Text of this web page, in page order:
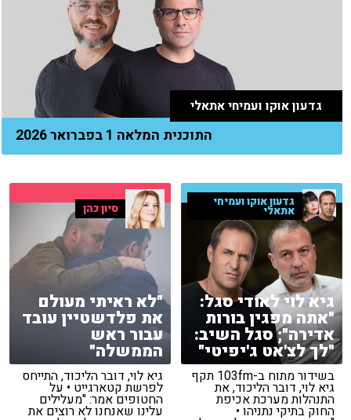
גדעון אוקו ועמיחי אתאלי
התוכנית המלאה 1 בפברואר 2026
גדעון אוקו ועמיחי
אתאלי
גיא לוי לאודי סגל:
"אתה מפגין בורות
אדירה"; סגל השיב:
"לך לצ'אט ג'יפיטי"
בשידור מתוח ב-103fm תקף
גיא לוי, דובר הליכוד, את
התנהלות מערכת אכיפת
החוק בתיקי נתניהו •
סיון כהן
"לא ראיתי מעולם
את פלדשטיין עובד
עבור ראש
הממשלה"
גיא לוי, דובר הליכוד, התייחס
לפרשת קטארגייט • על
החטופים אמר: "מעלילים
עלינו שאנחנו לא רוצים את